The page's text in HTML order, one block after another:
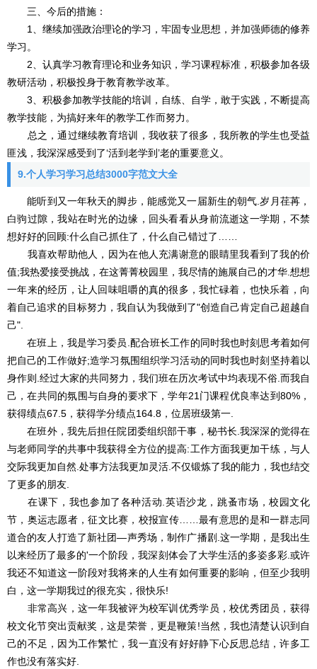
三、今后的措施：
1、继续加强政治理论的学习，牢固专业思想，并加强师德的修养
学习。
2、认真学习教育理论和业务知识，学习课程标准，积极参加各级
教研活动，积极投身于教育教学改革。
3、积极参加教学技能的培训，自练、自学，敢于实践，不断提高
教学技能，为搞好来年的教学工作而努力。
总之，通过继续教育培训，我收获了很多，我所教的学生也受益
匪浅，我深深感受到了‘活到老学到’老的重要意义。
9.个人学习学习总结3000字范文大全
能听到又一年秋天的脚步，能感觉又一届新生的朝气.岁月荏苒，
白驹过隙，我站在时光的边缘，回头看看从身前流逝这一学期，不禁
想好好的回顾:什么自己抓住了，什么自己错过了……
我喜欢帮助他人，因为在他人充满谢意的眼睛里我看到了我的价
值;我热爱接受挑战，在这菁菁校园里，我尽情的施展自己的才华.想想
一年来的经历，让人回味咀嚼的真的很多，我忙碌着，也快乐着，向
着自己追求的目标努力，我自认为我做到了"创造自己肯定自己超越自
己".
在班上，我是学习委员.配合班长工作的同时我也时刻思考着如何
把自己的工作做好;造学习氛围组织学习活动的同时我也时刻坚持着以
身作则.经过大家的共同努力，我们班在历次考试中均表现不俗.而我自
己，在共同的氛围与自身的要求下，学年21门课程优良率达到80%，
获得绩点67.5，获得学分绩点164.8，位居班级第一.
在班外，我先后担任院团委组织部干事，秘书长.我深深的觉得在
与老师同学的共事中我获得全方位的提高:工作方面我更加干练，与人
交际我更加自然.处事方法我更加灵活.不仅锻炼了我的能力，我也结交
了更多的朋友.
在课下，我也参加了各种活动.英语沙龙，跳蚤市场，校园文化
节，奥运志愿者，征文比赛，校报宣传……最有意思的是和一群志同
道合的友人打造了新社团―声秀场，制作广播剧.这一学期，是我出生
以来经历了最多的'一个阶段，我深刻体会了大学生活的多姿多彩.或许
我还不知道这一阶段对我将来的人生有如何重要的影响，但至少我明
白，这一学期我过的很充实，很快乐!
非常高兴，这一年我被评为校军训优秀学员，校优秀团员，获得
校文化节突出贡献奖，这是荣誉，更是鞭策!当然，我也清楚认识到自
己的不足，因为工作繁忙，我一直没有好好静下心反思总结，许多工
作也没有落实好.